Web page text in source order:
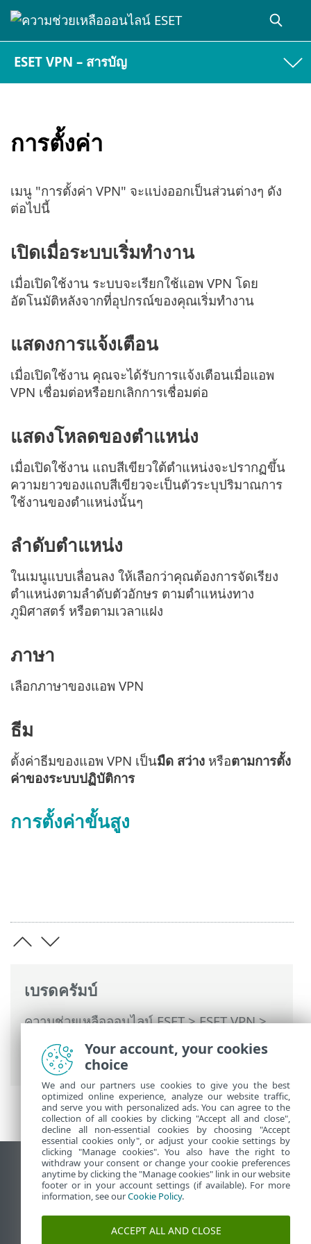
ESET VPN – สารบัญ
การตั้งค่า
เบรดครัมบ์
ความช่วยเหลือออนไลน์ ESET>ESET VPN>
ESET VPN
> การใช้งาน ESET VPN
> การตั้ง
เมนู "การตั้งค่า VPN" จะแบ่งออกเป็นส่วนต่างๆ ดัง
ต่อไปนี้
เปิดเมื่อระบบเริ่มทำงาน
เมื่อเปิดใช้งาน ระบบจะเรียกใช้แอพ VPN โดย
อัตโนมัติหลังจากที่อุปกรณ์ของคุณเริ่มทำงาน
แสดงการแจ้งเตือน
เมื่อเปิดใช้งาน คุณจะได้รับการแจ้งเตือนเมื่อแอพ
VPN เชื่อมต่อหรือยกเลิกการเชื่อมต่อ
แสดงโหลดของตำแหน่ง
เมื่อเปิดใช้งาน แถบสีเขียวใต้ตำแหน่งจะปรากฏขึ้น
ความยาวของแถบสีเขียวจะเป็นตัวระบุปริมาณการ
ใช้งานของตำแหน่งนั้นๆ
ลำดับตำแหน่ง
ในเมนูแบบเลื่อนลง ให้เลือกว่าคุณต้องการจัดเรียง
ตำแหน่งตามลำดับตัวอักษร ตามตำแหน่งทาง
ภูมิศาสตร์ หรือตามเวลาแฝง
ภาษา
เลือกภาษาของแอพ VPN
ธีม
ตั้งค่าธีมของแอพ VPN เป็นมืด สว่าง หรือตามการตั้ง
ค่าของระบบปฏิบัติการ
การตั้งค่าขั้นสูง
ดูไซต์เดสก์ท็อป
End of Life
Your account, your cookies
choice
We and our partners use cookies to give you the best
optimized online experience, analyze our website traffic,
and serve you with personalized ads. You can agree to the
collection of all cookies by clicking "Accept all and close",
decline all non-essential cookies by choosing "Accept
essential cookies only", or adjust your cookie settings by
clicking "Manage cookies". You also have the right to
withdraw your consent or change your cookie preferences
anytime by clicking the "Manage cookies" link in our website
footer or in your account settings (if available). For more
information, see ourCookie Policy.
ACCEPT ALL AND CLOSE